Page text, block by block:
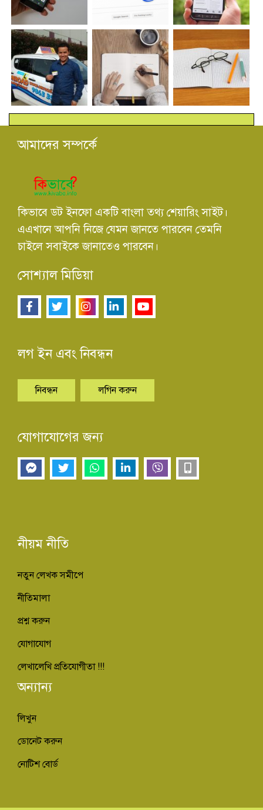
আমাদের সম্পর্কে
কিভাবে ডট ইনফো একটি বাংলা তথ্য শেয়ারিং সাইট।
এএখানে আপনি নিজে যেমন জানতে পারবেন তেমনি
চাইলে সবাইকে জানাতেও পারবেন।
সোশ্যাল মিডিয়া
লগ ইন এবং নিবন্ধন
নিবন্ধন লগিন করুন
যোগাযোগের জন্য
নীয়ম নীতি
নতুন লেখক সমীপে
নীতিমালা
প্রশ্ন করুন
যোগাযোগ
লেখালেখি প্রতিযোগীতা !!!
অন্যান্য
লিখুন
ডোনেট করুন
নোটিশ বোর্ড